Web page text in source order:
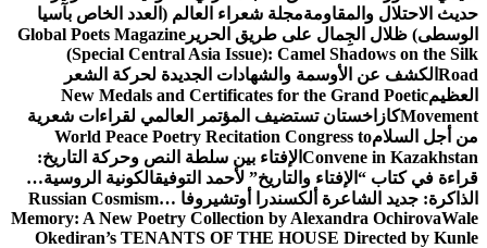
حديث الاحتلال والمقاومةمجلة شعراء العالم (العدد الخاص بآسيا
الوسطى) ظلال الجِمال على طريق الحرير Global Poets Magazine
(Special Central Asia Issue): Camel Shadows on the Silk
Road الكشف عن الأوسمة والشهادات الجديدة لحركة الشعر
العظيمNew Medals and Certificates for the Grand Poetic
Movementكازاخستان تستضيف المؤتمر العالمي لقراءات شعرية
من أجل السلامWorld Peace Poetry Recitation Congress to
Convene in Kazakhstan الإفتاء بين سلطة النص وحركة التاريخ:
قراءة في كتاب “الإفتاء والتاريخ” لأحمد التوفيقالكونية الروسية…
الذاكرة: جديد الشاعرة ألكسندرا أوتشيروفا Russian Cosmism…
Memory: A New Poetry Collection by Alexandra OchirovaWale
Okediran’s TENANTS OF THE HOUSE Directed by Kunle